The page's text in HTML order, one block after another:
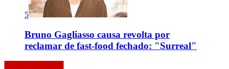
5
Bruno Gagliasso causa revolta por
reclamar de fast-food fechado: "Surreal"